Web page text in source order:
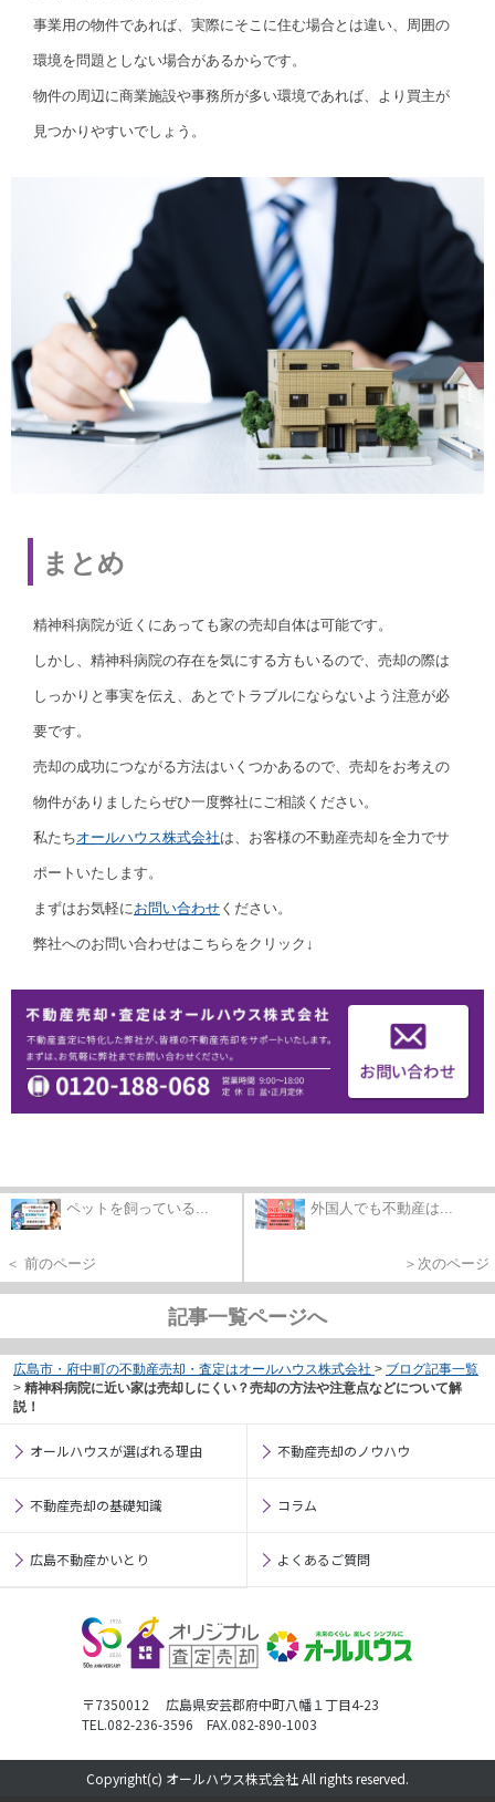
事業用の物件であれば、実際にそこに住む場合とは違い、周囲の
環境を問題としない場合があるからです。
物件の周辺に商業施設や事務所が多い環境であれば、より買主が
見つかりやすいでしょう。
まとめ
精神科病院が近くにあっても家の売却自体は可能です。
しかし、精神科病院の存在を気にする方もいるので、売却の際は
しっかりと事実を伝え、あとでトラブルにならないよう注意が必
要です。
売却の成功につながる方法はいくつかあるので、売却をお考えの
物件がありましたらぜひ一度弊社にご相談ください。
私たちオールハウス株式会社は、お客様の不動産売却を全力でサ
ポートいたします。
まずはお気軽に お問い合わせ ください。
弊社へのお問い合わせはこちらをクリック↓
ペットを飼っている...
＜ 前のページ
外国人でも不動産は...
＞次のページ
記事一覧ページへ
広島市・府中町の不動産売却・査定はオールハウス株式会社 > ブログ記事一覧
> 精神科病院に近い家は売却しにくい？売却の方法や注意点などについて解
説！
オールハウスが選ばれる理由 不動産売却のノウハウ
不動産売却の基礎知識 コラム
広島不動産かいとり よくあるご質問
〒7350012 広島県安芸郡府中町八幡１丁目4-23
TEL.082-236-3596 FAX.082-890-1003
Copyright(c) オールハウス株式会社 All rights reserved.